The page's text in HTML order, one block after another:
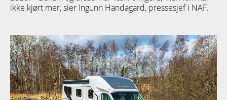
ikke kjørt mer, sier Ingunn Handagard, pressesjef i NAF.
PRODUKT